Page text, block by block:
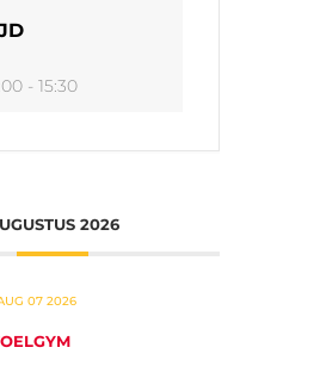
- 15:30
2026
07 2026